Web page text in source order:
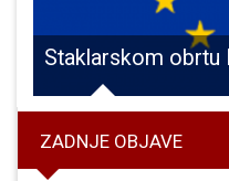
ZADNJE OBJAVE